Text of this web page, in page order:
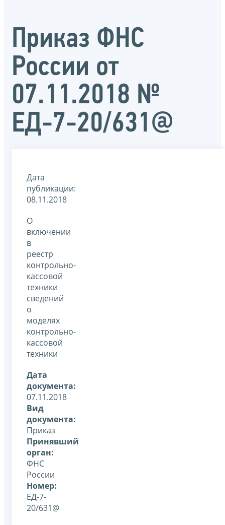
Приказ ФНС
России от
07.11.2018 №
ЕД-7-20/631@
Дата
публикации:
08.11.2018
О
включении
в
реестр
контрольно-
кассовой
техники
сведений
о
моделях
контрольно-
кассовой
техники
Дата
документа:
07.11.2018
Вид
документа:
Приказ
Принявший
орган:
ФНС
России
Номер:
ЕД-7-
20/631@